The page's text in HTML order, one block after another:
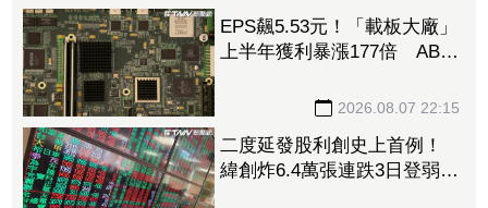
EPS飆5.53元！「載板大廠」
上半年獲利暴漲177倍 ABF
2026.08.07 22:15
二度延發股利創史上首例！
緯創炸6.4萬張連跌3日登弱勢